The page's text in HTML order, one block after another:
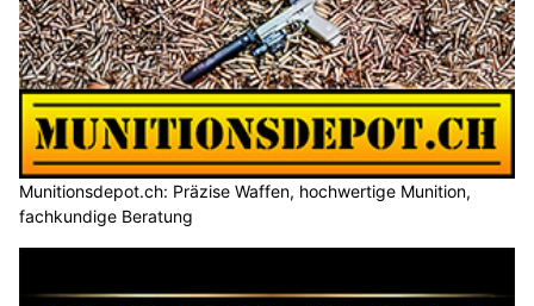
Munitionsdepot.ch: Präzise Waffen, hochwertige Munition,
fachkundige Beratung